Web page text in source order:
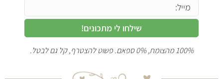
שילחו לי מתכונים!
100% מהצומח, 0% ספאם. פשוט להצטרף, קל גם לבטל.